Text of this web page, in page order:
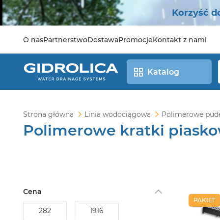
Korzyść
O nasPartnerstwoDostawaPromocjeKontakt z nami
Katalog
Strona główna Linia wodociągowa Polimerowe
Polimerowe kratki
Cena
PAKIET